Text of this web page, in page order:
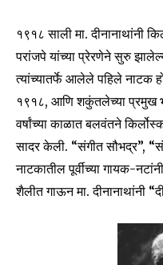
१९१८ साली मा. दीनानाथांनी
परांजपे यांच्या प्रेरणेने सुरु
त्यांच्यातर्फे आलेले पहिले नाटक
१९१८, आणि शकुंतलेच्या प्रमुख
वर्षांच्या काळात बलवंतने
सादर केली. “संगीत सौभद्र”,
नाटकातील पूर्वीच्या गायक-
शैलीत गाऊन मा. दीनानाथांनी